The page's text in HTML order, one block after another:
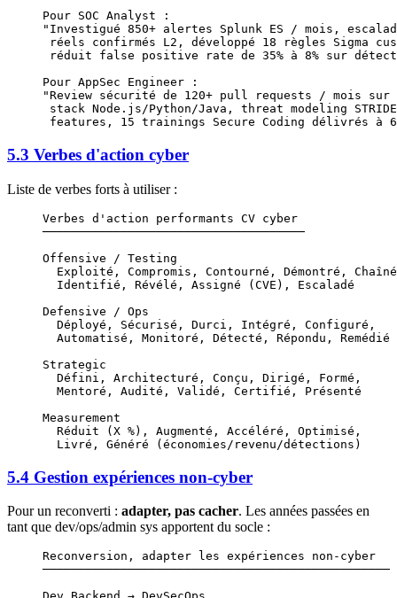
Pour SOC Analyst :
"Investigué 850+ alertes Splunk ES / mois,
réels confirmés L2, développé 18 règles Sigma
réduit false positive rate de 35% à 8% sur
Pour AppSec Engineer :
"Review sécurité de 120+ pull requests / mois
stack Node.js/Python/Java, threat modeling
features, 15 trainings Secure Coding délivrés à
5.3 Verbes d'action cyber
Liste de verbes forts à utiliser :
Verbes d'action performants CV cyber
─────────────────────────────────────
Offensive / Testing
Exploité, Compromis, Contourné, Démontré,
  Identifié, Révélé, Assigné (CVE), Escaladé
Defensive / Ops
  Déployé, Sécurisé, Durci, Intégré, Configuré,
  Automatisé, Monitoré, Détecté, Répondu, Remédié
Strategic
  Défini, Architecturé, Conçu, Dirigé, Formé,
  Mentoré, Audité, Validé, Certifié, Présenté
Measurement
  Réduit (X %), Augmenté, Accéléré, Optimisé,
  Livré, Généré (économies/revenu/détections)
5.4 Gestion expériences non-cyber
Pour un reconverti : adapter, pas cacher. Les années passées en
tant que dev/ops/admin sys apportent du socle :
Reconversion, adapter les expériences non-cyber
─────────────────────────────────────────────────